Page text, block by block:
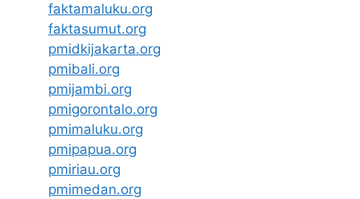
faktamaluku.org
faktasumut.org
pmidkijakarta.org
pmibali.org
pmijambi.org
pmigorontalo.org
pmimaluku.org
pmipapua.org
pmiriau.org
pmimedan.org